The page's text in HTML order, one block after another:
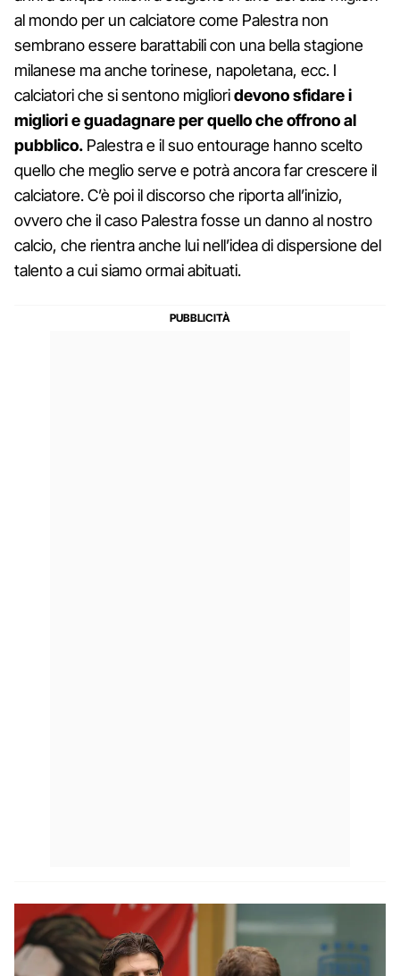
al mondo per un calciatore come Palestra non
sembrano essere barattabili con una bella stagione
milanese ma anche torinese, napoletana, ecc. I
calciatori che si sentono miglioridevono sfidare i
migliori e guadagnare per quello che offrono al
pubblico. Palestra e il suo entourage hanno scelto
quello che meglio serve e potrà ancora far crescere il
calciatore. C’è poi il discorso che riporta all’inizio,
ovvero che il caso Palestra fosse un danno al nostro
calcio, che rientra anche lui nell’idea di dispersione del
talento a cui siamo ormai abituati.